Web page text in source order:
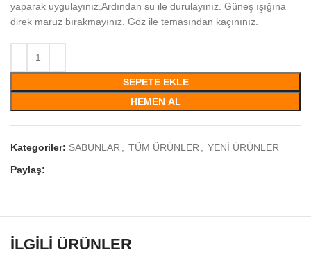
yaparak uygulayınız.Ardından su ile durulayınız. Güneş ışığına
direk maruz bırakmayınız. Göz ile temasından kaçınınız.
SEPETE EKLE
HEMEN AL
Kategoriler: SABUNLAR TÜM ÜRÜNLER
YENİ ÜRÜNLER
Paylaş:
İLGILI ÜRÜNLER